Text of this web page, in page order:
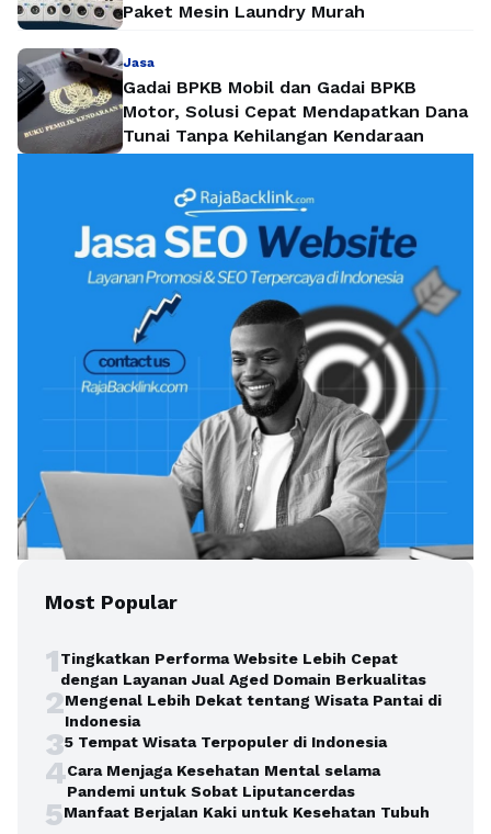
Paket Mesin Laundry Murah
Jasa
Gadai BPKB Mobil dan Gadai BPKB
Motor, Solusi Cepat Mendapatkan Dana
Tunai Tanpa Kehilangan Kendaraan
Most Popular
1Tingkatkan Performa Website Lebih Cepat
dengan Layanan Jual Aged Domain Berkualitas
2Mengenal Lebih Dekat tentang Wisata Pantai di
Indonesia
35 Tempat Wisata Terpopuler di Indonesia
4Cara Menjaga Kesehatan Mental selama
Pandemi untuk Sobat Liputancerdas
5Manfaat Berjalan Kaki untuk Kesehatan Tubuh